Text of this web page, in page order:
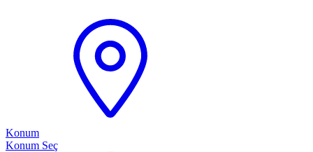
Konum
Konum Seç